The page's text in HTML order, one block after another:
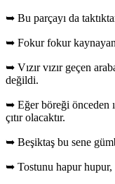
➥ Bu parçayı da
➥ Fokur fokur kaynayan
➥ Vızır vızır geçen
değildi.
➥ Eğer böreği önceden
çıtır olacaktır.
➥ Beşiktaş bu sene
➥ Tostunu hapur hupur,